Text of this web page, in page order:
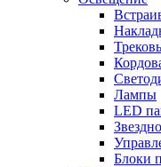
Лампы
LED
Блоки